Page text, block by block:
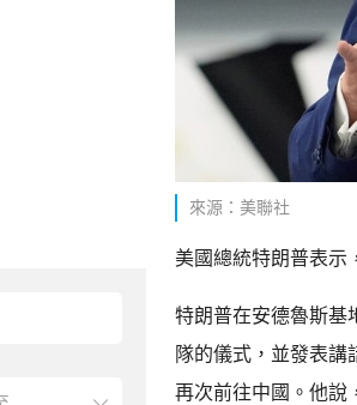
來源：美聯社
美國總統特朗普表示
特朗普在安德魯斯基
隊的儀式，並發表講
再次前往中國。他說